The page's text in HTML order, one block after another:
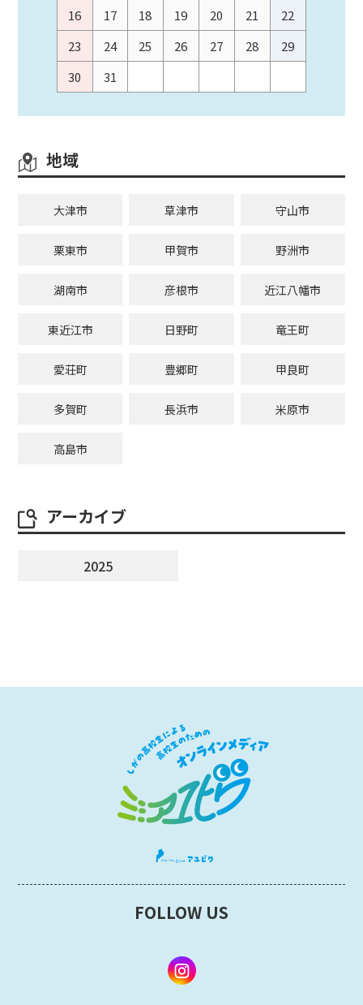
16
17 18 19 20 21
22
23
24 25 26 27 28
29
30
31
地域
大津市 草津市 守山市
栗東市 甲賀市 野洲市
湖南市 彦根市 近江八幡市
東近江市 日野町 竜王町
愛荘町 豊郷町 甲良町
多賀町 長浜市 米原市
高島市
アーカイブ
2025
FOLLOW US